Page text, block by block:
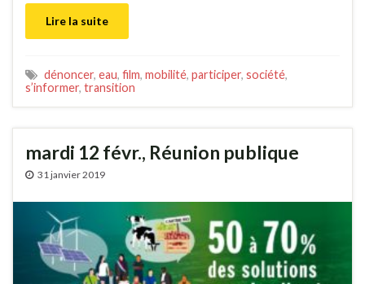
Lire la suite
dénoncer, eau, film, mobilité, participer, société,
s’informer, transition
mardi 12 févr., Réunion publique
31 janvier 2019